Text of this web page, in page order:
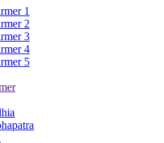
1
2
3
4
5